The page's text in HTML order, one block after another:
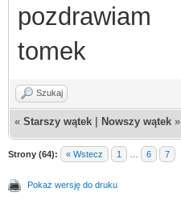
pozdrawiam
tomek
Szukaj
« Starszy wątek Nowszy wątek »
Strony (64): « Wstecz 1 6 7
Pokaż wersję do druku